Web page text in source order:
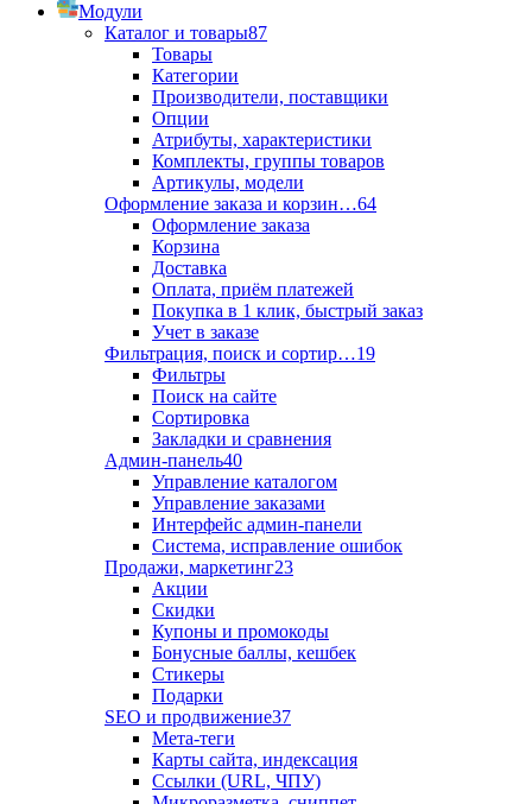
Модули
Каталог и товары87
Товары
Категории
Производители, поставщики
Опции
Атрибуты, характеристики
Комплекты, группы товаров
Артикулы, модели
Оформление заказа и корзин…64
Оформление заказа
Корзина
Доставка
Оплата, приём платежей
Покупка в 1 клик, быстрый заказ
Учет в заказе
Фильтрация, поиск и сортир…19
Фильтры
Поиск на сайте
Сортировка
Закладки и сравнения
Админ-панель40
Управление каталогом
Управление заказами
Интерфейс админ-панели
Система, исправление ошибок
Продажи, маркетинг23
Акции
Скидки
Купоны и промокоды
Бонусные баллы, кешбек
Стикеры
Подарки
SEO и продвижение37
Мета-теги
Карты сайта, индексация
Ссылки (URL, ЧПУ)